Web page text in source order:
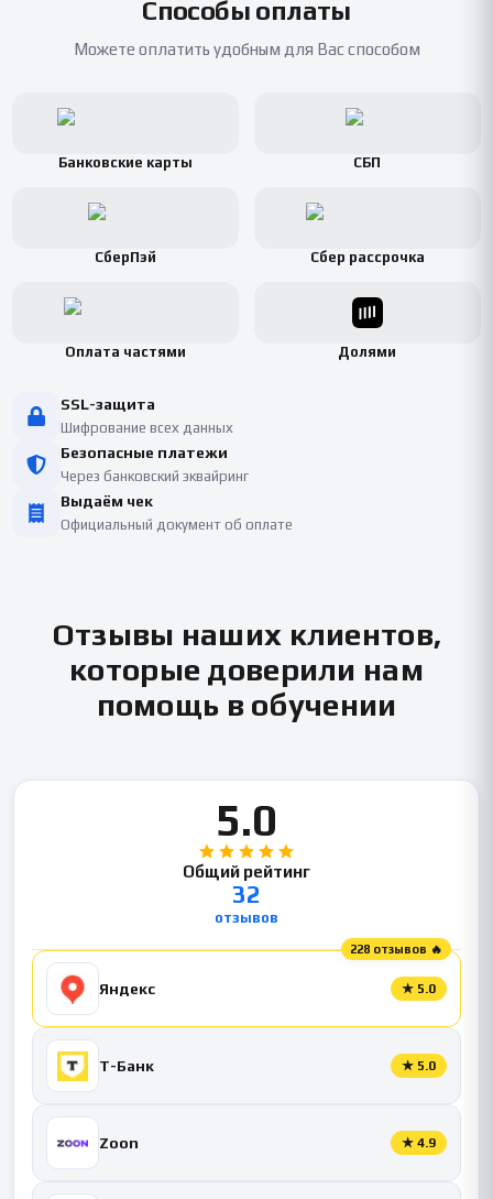
Способы оплаты
Можете оплатить удобным для Вас способом
Банковские карты СБП
СберПэй Сбер рассрочка
Оплата частями Долями
SSL-защита
Шифрование всех данных
Безопасные платежи
Через банковский эквайринг
Выдаём чек
Официальный документ об оплате
Отзывы наших клиентов,
которые доверили нам
помощь в обучении
5.0
Общий рейтинг
32
отзывов
228 отзывов 🔥
Яндекс ★ 5.0
Т-Банк ★ 5.0
Zoon ★ 4.9